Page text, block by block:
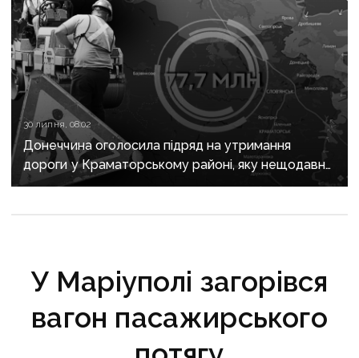
30 липня, 08:02
Донеччина оголосила підряд на утримання
дороги у Краматорському районі, яку нещодавно
вже ремонтували
У Маріуполі загорівся
вагон пасажирського